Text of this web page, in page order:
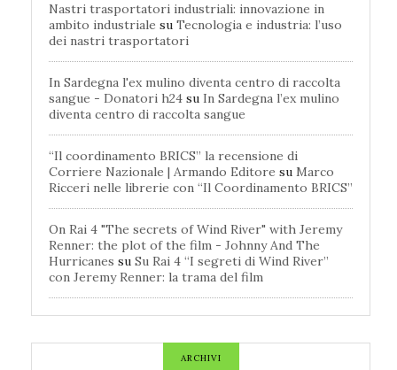
Nastri trasportatori industriali: innovazione in
ambito industriale su Tecnologia e industria: l’uso
dei nastri trasportatori
In Sardegna l'ex mulino diventa centro di raccolta
sangue - Donatori h24 su In Sardegna l’ex mulino
diventa centro di raccolta sangue
“Il coordinamento BRICS” la recensione di
Corriere Nazionale | Armando Editore su Marco
Ricceri nelle librerie con “Il Coordinamento BRICS”
On Rai 4 "The secrets of Wind River" with Jeremy
Renner: the plot of the film - Johnny And The
Hurricanes su Su Rai 4 “I segreti di Wind River”
con Jeremy Renner: la trama del film
ARCHIVI